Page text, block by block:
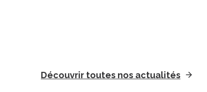
Découvrir toutes nos actualités